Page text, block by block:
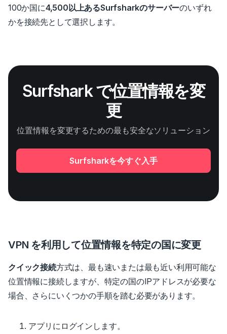
100か国に4,500以上あるSurfsharkのサーバーのいずれ
かを接続先として選択します。
Surfshark で位置情報を変
更
位置情報を変更するための最も安全なソリューション
Surfsharkを今すぐ入手
VPN を利用して位置情報を特定の国に変更
クイック接続方式は、最も速いまたは最も近い利用可能な
位置情報に接続しますが、特定の国のIPアドレスが必要な
場合、さらにいくつかの手順を踏む必要があります。
アプリにログインします。